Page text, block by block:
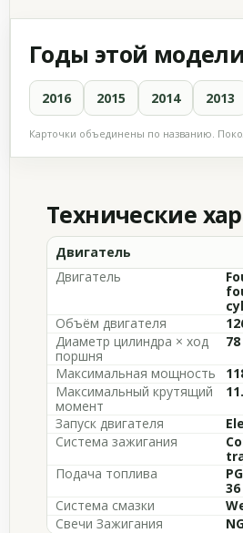
Годы этой модели
2016 2015 2014 2013
Карточки объединены по названию.
Технические
Двигатель
Двигатель
Объём двигателя
Диаметр цилиндра × ход
поршня
Максимальная мощность
Максимальный крутящий
момент
Запуск двигателя
Система зажигания
Подача топлива
Система смазки
Свечи Зажигания